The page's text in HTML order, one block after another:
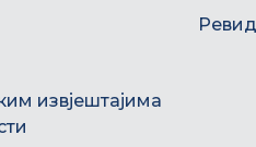
извјештајима